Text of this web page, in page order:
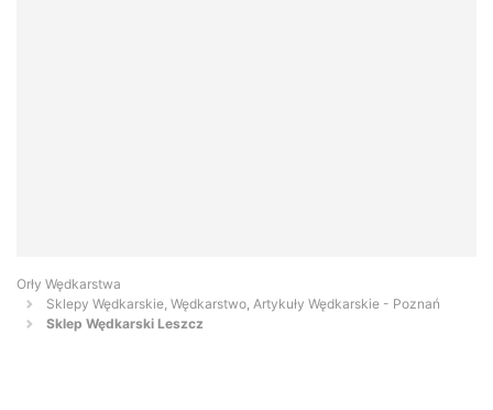
Orły Wędkarstwa
Sklepy Wędkarskie, Wędkarstwo, Artykuły Wędkarskie - Poznań
Sklep Wędkarski Leszcz